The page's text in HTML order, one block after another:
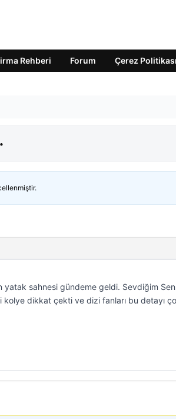
Rehberi Forum Çerez Politikası
yatak sahnesi gündeme geldi. Sevdiğim
kolye dikkat çekti ve dizi fanları bu detayı